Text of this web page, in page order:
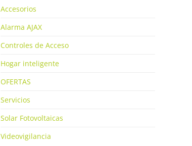
Accesorios
Alarma AJAX
Controles de Acceso
Hogar inteligente
OFERTAS
Servicios
Solar Fotovoltaicas
Videovigilancia